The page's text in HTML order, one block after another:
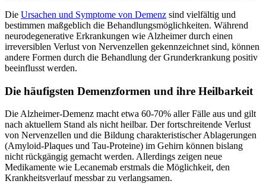
Die Ursachen und Symptome von Demenz sind vielfältig und
bestimmen maßgeblich die Behandlungsmöglichkeiten. Während
neurodegenerative Erkrankungen wie Alzheimer durch einen
irreversiblen Verlust von Nervenzellen gekennzeichnet sind, können
andere Formen durch die Behandlung der Grunderkrankung positiv
beeinflusst werden.
Die häufigsten Demenzformen und ihre Heilbarkeit
Die Alzheimer-Demenz macht etwa 60-70% aller Fälle aus und gilt
nach aktuellem Stand als nicht heilbar. Der fortschreitende Verlust
von Nervenzellen und die Bildung charakteristischer Ablagerungen
(Amyloid-Plaques und Tau-Proteine) im Gehirn können bislang
nicht rückgängig gemacht werden. Allerdings zeigen neue
Medikamente wie Lecanemab erstmals die Möglichkeit, den
Krankheitsverlauf messbar zu verlangsamen.